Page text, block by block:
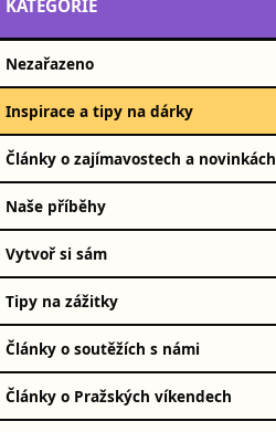
KATEGORIE
Nezařazeno
Inspirace a tipy na dárky
Články o zajímavostech a novinkách
Naše příběhy
Vytvoř si sám
Tipy na zážitky
Články o soutěžích s námi
Články o Pražských víkendech